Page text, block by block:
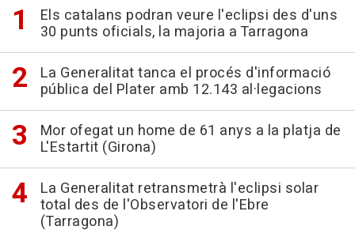
Els catalans podran veure l'eclipsi des d'uns
30 punts oficials, la majoria a Tarragona
La Generalitat tanca el procés d'informació
pública del Plater amb 12.143 al·legacions
Mor ofegat un home de 61 anys a la platja de
L'Estartit (Girona)
La Generalitat retransmetrà l'eclipsi solar
total des de l'Observatori de l'Ebre
(Tarragona)